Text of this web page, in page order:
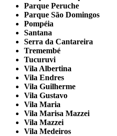
Parque Peruche
Parque São Domingos
Pompéia
Santana
Serra da Cantareira
Tremembé
Tucuruvi
Vila Albertina
Vila Endres
Vila Guilherme
Vila Gustavo
Vila Maria
Vila Marisa Mazzei
Vila Mazzei
Vila Medeiros